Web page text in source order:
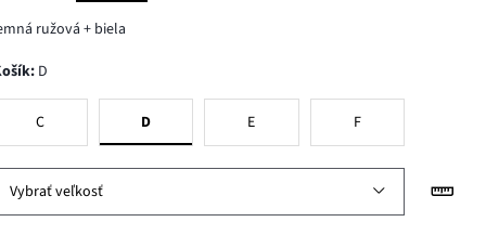
ružová + biela
Košík: D
C D E F
Vybrať veľkosť